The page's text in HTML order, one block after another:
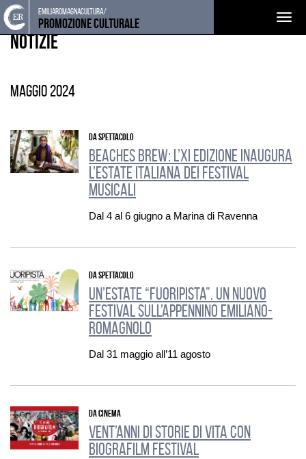
Torna
alla
home
page
Cerca
nel
sito
Salta
ai
contenuti
Salta
al
menu
principale
emiliaromagnacultura/
Promozione Culturale
EVENTI E NEWS
Notizie
maggio 2024
DA SPETTACOLO
Beaches Brew: L’XI edizione inaugura
l’estate italiana dei festival
musicali
Dal 4 al 6 giugno a Marina di Ravenna
DA SPETTACOLO
Un’estate “Fuoripista”. Un nuovo
festival sull’Appennino Emiliano-
Romagnolo
Dal 31 maggio all’11 agosto
DA CINEMA
Vent’anni di storie di vita con
Biografilm Festival